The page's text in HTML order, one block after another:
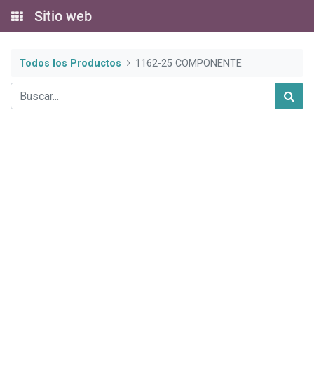
Sitio web
Todos los Productos 1162-25 COMPONENTE